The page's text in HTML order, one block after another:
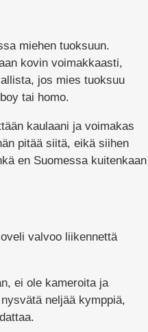
miehen tuoksuun.
kovin voimakkaasti,
jos mies tuoksuu
tai homo.
kaulaani ja voimakas
pitää siitä, eikä siihen
en Suomessa kuitenkaan
valvoo liikennettä
ei ole kameroita ja
neljää kymppiä,